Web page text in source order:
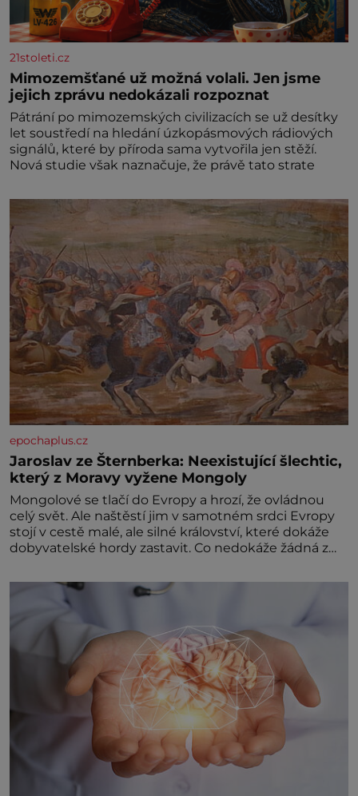
21stoleti.cz
Mimozemšťané už možná volali. Jen jsme
jejich zprávu nedokázali rozpoznat
Pátrání po mimozemských civilizacích se už desítky
let soustředí na hledání úzkopásmových rádiových
signálů, které by příroda sama vytvořila jen stěží.
Nová studie však naznačuje, že právě tato strate
epochaplus.cz
Jaroslav ze Šternberka: Neexistující šlechtic,
který z Moravy vyžene Mongoly
Mongolové se tlačí do Evropy a hrozí, že ovládnou
celý svět. Ale naštěstí jim v samotném srdci Evropy
stojí v cestě malé, ale silné království, které dokáže
dobyvatelské hordy zastavit. Co nedokáže žádná z
král. Nebo že by ne? Mongolové od roku 1223
postupují podél Kaspického a Azovského moře,